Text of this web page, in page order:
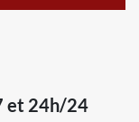
et 24h/24